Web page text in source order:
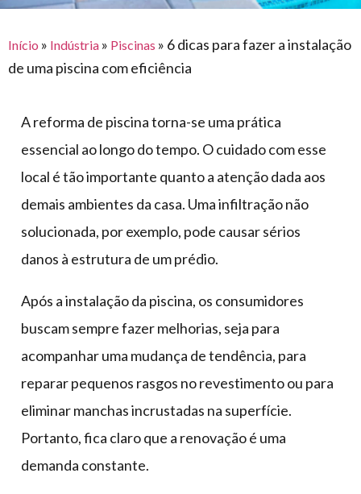
eventos
para
agronegócio
toldos
construção
civil
automotivo
calçados,
epi's
e
multiúso
e logística
armazenagem
lonas
de
caminhoneiro
Início » Indústria » Piscinas » 6 dicas para fazer a instalação
de uma piscina com eficiência
A reforma de piscina torna-se uma prática
essencial ao longo do tempo. O cuidado com esse
local é tão importante quanto a atenção dada aos
demais ambientes da casa. Uma infiltração não
solucionada, por exemplo, pode causar sérios
danos à estrutura de um prédio.
Após a instalação da piscina, os consumidores
buscam sempre fazer melhorias, seja para
acompanhar uma mudança de tendência, para
reparar pequenos rasgos no revestimento ou para
eliminar manchas incrustadas na superfície.
Portanto, fica claro que a renovação é uma
demanda constante.